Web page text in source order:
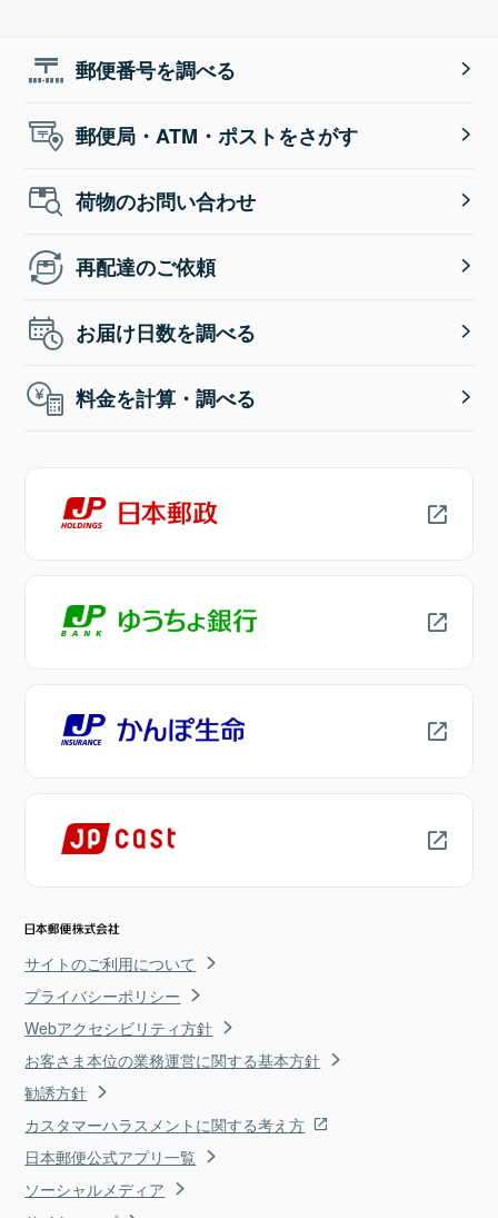
郵便番号を調べる
郵便局・ATM・ポストをさがす
荷物のお問い合わせ
再配達のご依頼
お届け日数を調べる
料金を計算・調べる
サイトのご利用について
プライバシーポリシー
Webアクセシビリティ方針
お客さま本位の業務運営に関する基本方針
勧誘方針
カスタマーハラスメントに関する考え方
日本郵便公式アプリ一覧
ソーシャルメディア